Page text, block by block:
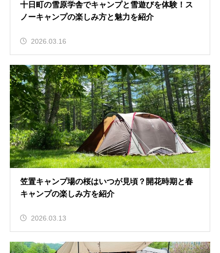
十日町の雪原学舎でキャンプと雪遊びを体験！ス
ノーキャンプの楽しみ方と魅力を紹介
2026.03.16
笠置キャンプ場の桜はいつが見頃？開花時期と春
キャンプの楽しみ方を紹介
2026.03.13